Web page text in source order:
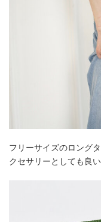
フリーサイズのロング
クセサリーとしても良